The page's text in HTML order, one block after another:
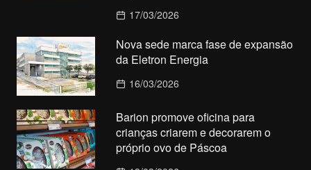
17/03/2026
Nova sede marca fase de expansão
da Eletron Energia
16/03/2026
Barion promove oficina para
crianças criarem e decorarem o
próprio ovo de Páscoa